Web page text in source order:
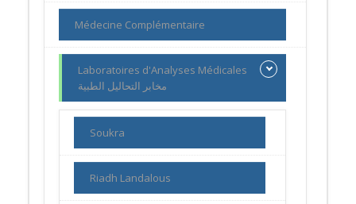
Médecine Complémentaire
Laboratoires d'Analyses Médicales
مخابر التحاليل الطبية
Soukra
Riadh Landalous